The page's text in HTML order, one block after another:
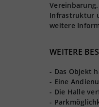
Infrastruktur
weitere
WEITERE
- Das Objekt
- Eine
- Die Halle
-